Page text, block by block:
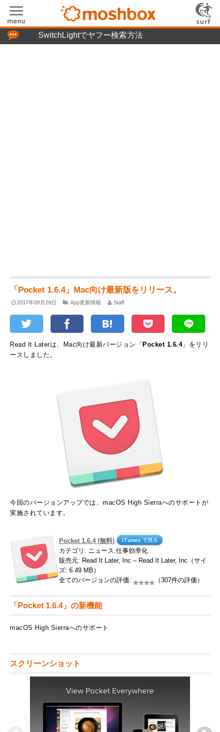
SwitchLightでヤフー検索方法
「Pocket 1.6.4」Mac向け最新版をリリース。
2017年09月29日 App更新情報 Staff
Read It Laterは、Mac向け最新バージョン「Pocket 1.6.4」をリリ
ースしました。
今回のバージョンアップでは、macOS High Sierraへのサポートが
実施されています。
Pocket 1.6.4 (無料)
カテゴリ: ニュース,仕事効率化
販売元: Read It Later, Inc – Read It Later, Inc（サイ
ズ: 6.49 MB）
全てのバージョンの評価:
（307件の評価）
「Pocket 1.6.4」の新機能
macOS High Sierraへのサポート
スクリーンショット
「つぶやき」の使い方